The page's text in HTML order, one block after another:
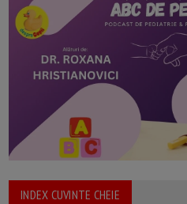
INDEX CUVINTE CHEIE